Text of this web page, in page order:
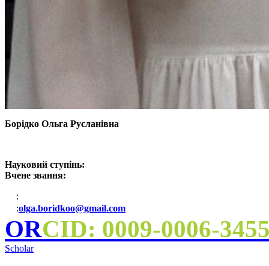
Борідко Ольга Русланівна
Науковий ступінь:
Вчене звання:
:
:olga.boridkoo@gmail.com
ORCID: 0009-0006-
Scholar